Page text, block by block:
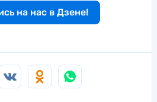
на нас в Дзене!